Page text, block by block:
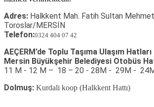
Adres: Halkkent Mah. Fatih Sultan
Toroslar/MERSİN
Telefon:0324 404 07 42
AEÇERM’de Toplu Taşıma Ulaşım Hatları
Mersin Büyükşehir Belediyesi Otobüs
11 M - 12 M – 18 – 20 - 28M - 29M -
Dolmuş: Kurdali koop (Halkkent Hattı)